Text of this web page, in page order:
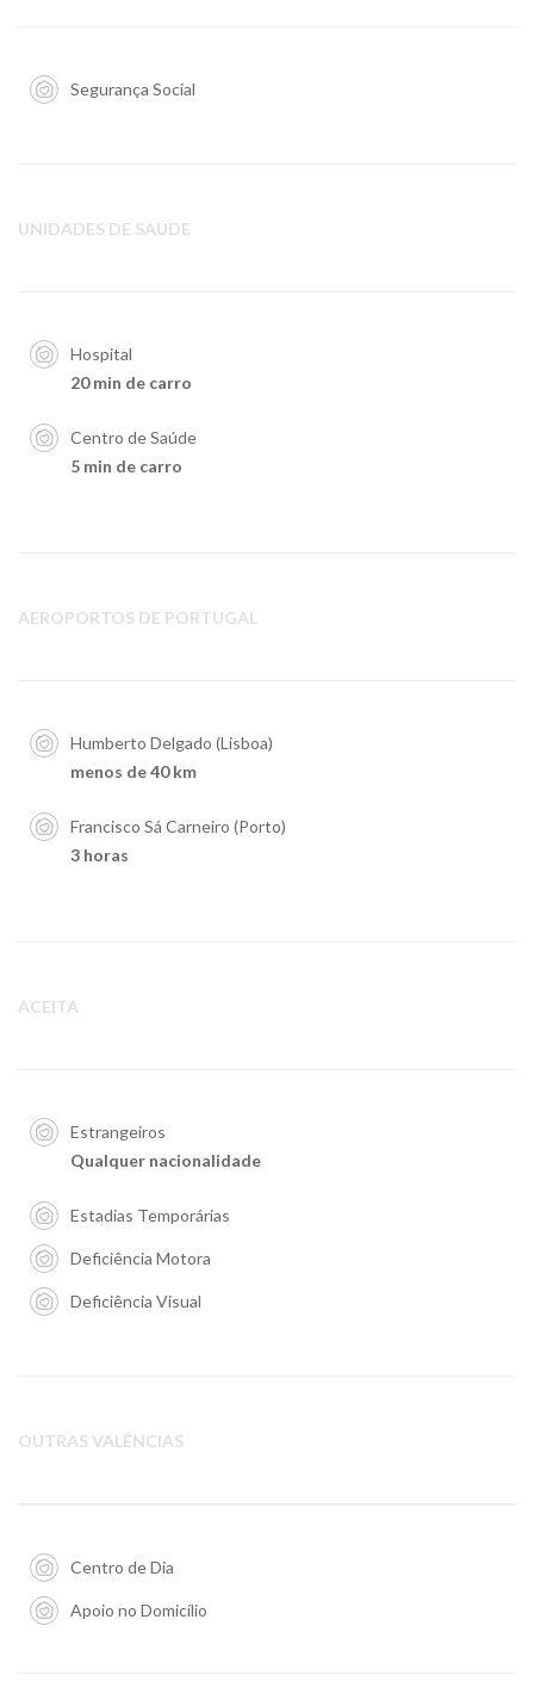
Segurança Social
UNIDADES DE SAÚDE
Hospital
20 min de carro
Centro de Saúde
5 min de carro
AEROPORTOS DE PORTUGAL
Humberto Delgado (Lisboa)
menos de 40 km
Francisco Sá Carneiro (Porto)
3 horas
ACEITA
Estrangeiros
Qualquer nacionalidade
Estadias Temporárias
Deficiência Motora
Deficiência Visual
OUTRAS VALÊNCIAS
Centro de Dia
Apoio no Domicílio